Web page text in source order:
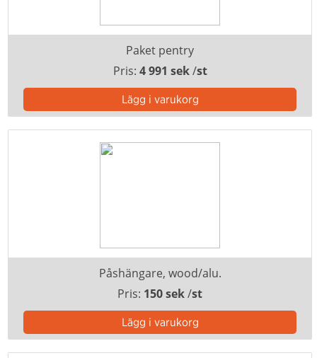
Paket pentry
Pris: 4 991 sek/st
Påshängare, wood/alu.
Pris: 150 sek/st